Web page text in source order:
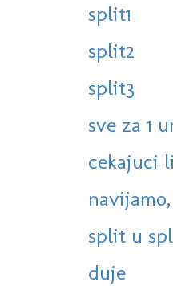
split1
split2
split3
sve za 1
cekajuci
split u
duje